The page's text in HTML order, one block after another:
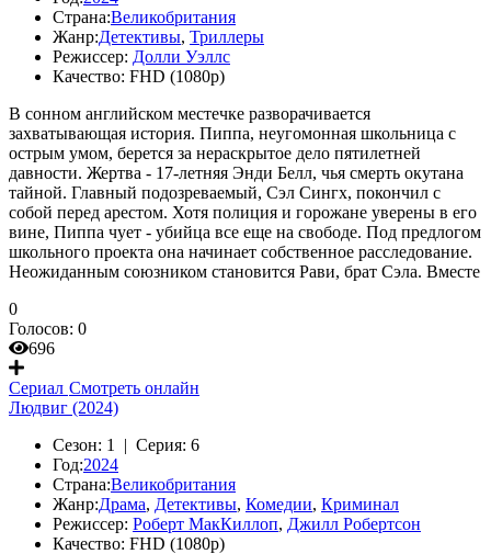
Страна:Великобритания
Жанр:Детективы, Триллеры
Режиссер: Долли Уэллс
Качество: FHD (1080p)
В сонном английском местечке разворачивается
захватывающая история. Пиппа, неугомонная школьница с
острым умом, берется за нераскрытое дело пятилетней
давности. Жертва - 17-летняя Энди Белл, чья смерть окутана
тайной. Главный подозреваемый, Сэл Сингх, покончил с
собой перед арестом. Хотя полиция и горожане уверены в его
вине, Пиппа чует - убийца все еще на свободе. Под предлогом
школьного проекта она начинает собственное расследование.
Неожиданным союзником становится Рави, брат Сэла. Вместе
0
Голосов: 0
696
Сериал Смотреть онлайн
Людвиг (2024)
Сезон: 1 | Серия: 6
Год:2024
Страна:Великобритания
Жанр:Драма, Детективы, Комедии, Криминал
Режиссер: Роберт МакКиллоп, Джилл Робертсон
Качество: FHD (1080p)